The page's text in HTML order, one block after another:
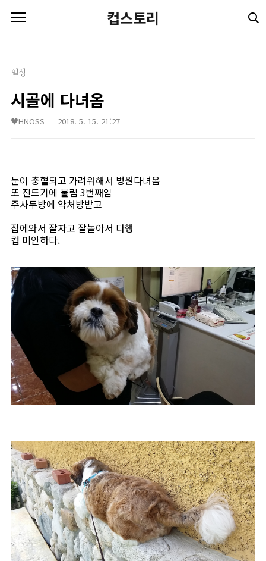
컵스토리
일상
시골에 다녀옴
♥HNOSS 2018. 5. 15. 21:27
눈이 충혈되고 가려워해서 병원다녀옴
또 진드기에 물림 3번째임
주사두방에 약처방받고
집에와서 잘자고 잘놀아서 다행
컵 미안하다.